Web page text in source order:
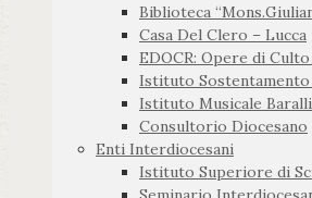
Biblioteca
Casa Del Clero – Lucca
EDOCR: Opere di
Istituto
Istituto Musicale Baralli
Consultorio Diocesano
Enti Interdiocesani
Istituto Superiore di